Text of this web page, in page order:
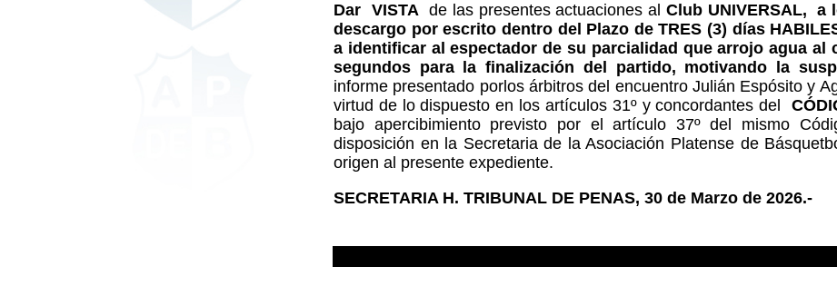
Dar VISTAde las presentes actuaciones al Club UNIVERSAL, a
descargo por escrito dentro del Plazo de TRES (3) días
a identificar al espectador de su parcialidad que arrojo agua al
segundos para la finalización del partido, motivando la
informe presentado porlos árbitros del encuentro Julián Espósito y
virtud de lo dispuesto en los artículos 31º y concordantes del
bajo apercibimiento previsto por el artículo 37º del mismo
disposición en la Secretaria de la Asociación Platense de
origen al presente expediente.
SECRETARIA H. TRIBUNAL DE PENAS, 30 de Marzo de 2026.-